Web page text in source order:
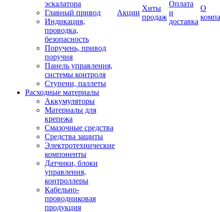
эскалатора
Главный привод
Индикация,
проводка,
безопасность
Поручень, привод
поручня
Панель управления,
системы контроля
Ступени, паллеты
Расходные материалы
Аккумуляторы
Материалы для
крепежа
Смазочные средства
Средства защиты
Электротехнические
компоненты
Датчики, блоки
управления,
контроллеры
Кабельно-
проводниковая
продукция
Акции
Хиты
продаж
Оплата
и
доставка
О